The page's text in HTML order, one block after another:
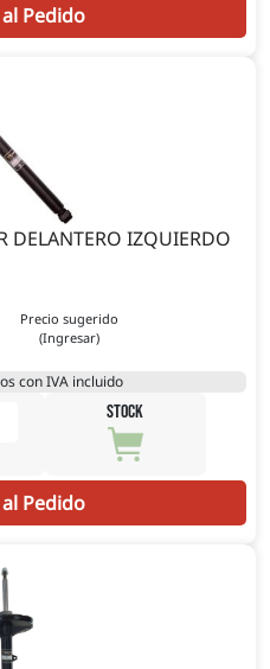
Pedido
DELANTERO IZQUIERDO
Precio sugerido
(Ingresar)
con IVA incluido
STOCK
Pedido